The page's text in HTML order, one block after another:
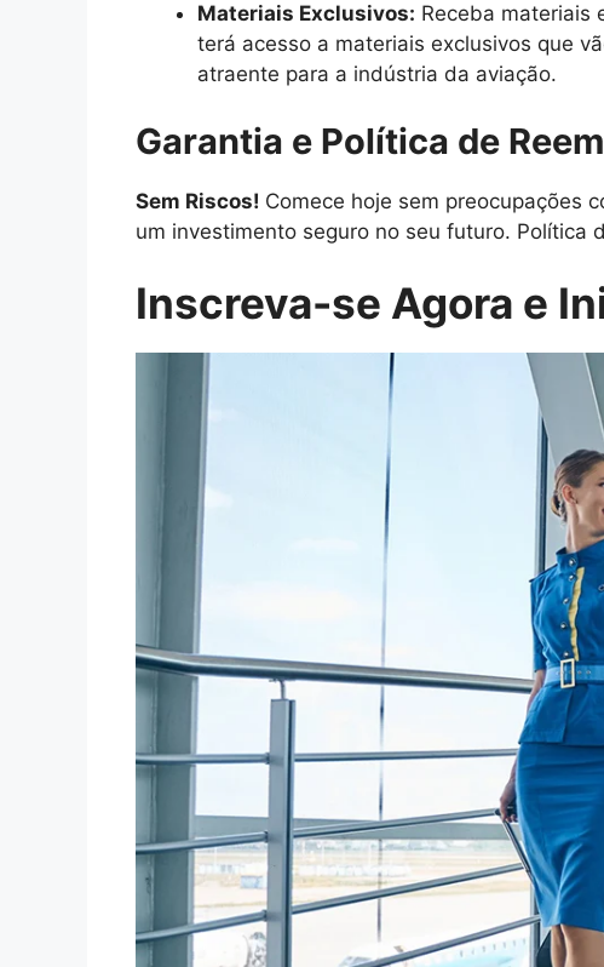
Materiais Exclusivos: Receba materiais
terá acesso a materiais exclusivos que
atraente para a indústria da aviação.
Garantia e Política de
Sem Riscos! Comece hoje sem preocupações
um investimento seguro no seu futuro. Política
Inscreva-se Agora e